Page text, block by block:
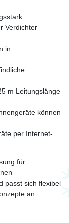
Verdichter
in
m Leitungslänge
können
per Internet-
für
passt sich flexibel
an.